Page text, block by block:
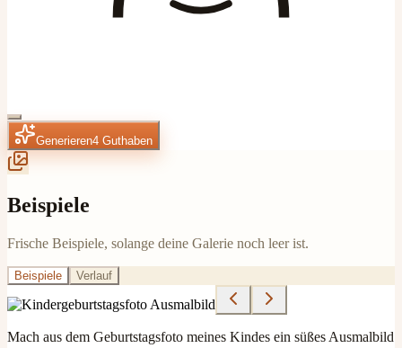
Generieren4 Guthaben
Beispiele
Frische Beispiele, solange deine Galerie noch leer ist.
Beispiele Verlauf
Mach aus dem Geburtstagsfoto meines Kindes ein süßes Ausmalbild